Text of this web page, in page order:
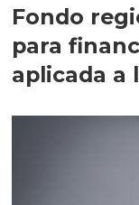
Fondo
para
aplicada a